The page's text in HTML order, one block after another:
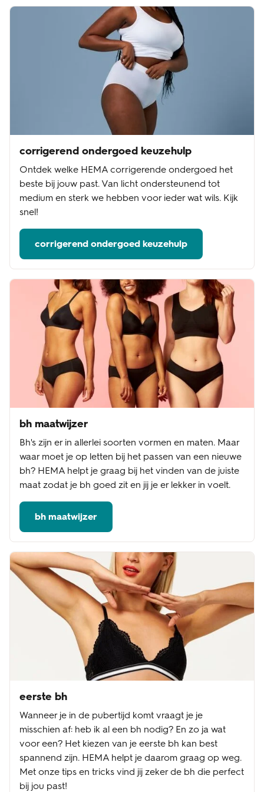
corrigerend ondergoed keuzehulp
Ontdek welke HEMA corrigerende ondergoed het
beste bij jouw past. Van licht ondersteunend tot
medium en sterk we hebben voor ieder wat wils. Kijk
snel!
corrigerend ondergoed keuzehulp
bh maatwijzer
Bh's zijn er in allerlei soorten vormen en maten. Maar
waar moet je op letten bij het passen van een nieuwe
bh? HEMA helpt je graag bij het vinden van de juiste
maat zodat je bh goed zit en jij je er lekker in voelt.
bh maatwijzer
eerste bh
Wanneer je in de pubertijd komt vraagt je je
misschien af: heb ik al een bh nodig? En zo ja wat
voor een? Het kiezen van je eerste bh kan best
spannend zijn. HEMA helpt je daarom graag op weg.
Met onze tips en tricks vind jij zeker de bh die perfect
bij jou past!